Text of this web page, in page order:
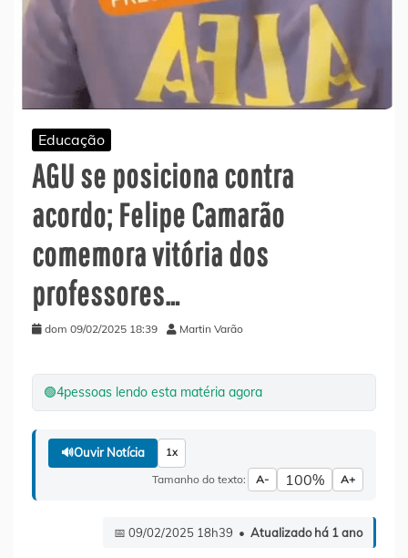
Educação
AGU se posiciona contra
acordo; Felipe Camarão
comemora vitória dos
professores…
dom 09/02/2025 18:39 Martin Varão
🟢4pessoas lendo esta matéria agora
🔊Ouvir Notícia 1x
Tamanho do texto: A- 100% A+
📅 09/02/2025 18h39 • Atualizado há 1 ano